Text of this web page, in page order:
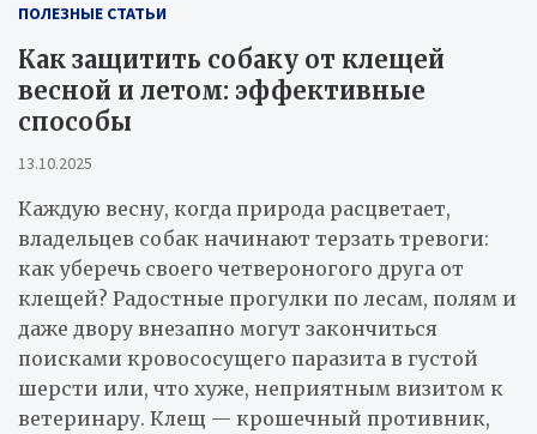
ПОЛЕЗНЫЕ СТАТЬИ
Как защитить собаку от клещей
весной и летом: эффективные
способы
13.10.2025
Каждую весну, когда природа расцветает,
владельцев собак начинают терзать тревоги:
как уберечь своего четвероногого друга от
клещей? Радостные прогулки по лесам, полям и
даже двору внезапно могут закончиться
поисками кровососущего паразита в густой
шерсти или, что хуже, неприятным визитом к
ветеринару. Клещ — крошечный противник,